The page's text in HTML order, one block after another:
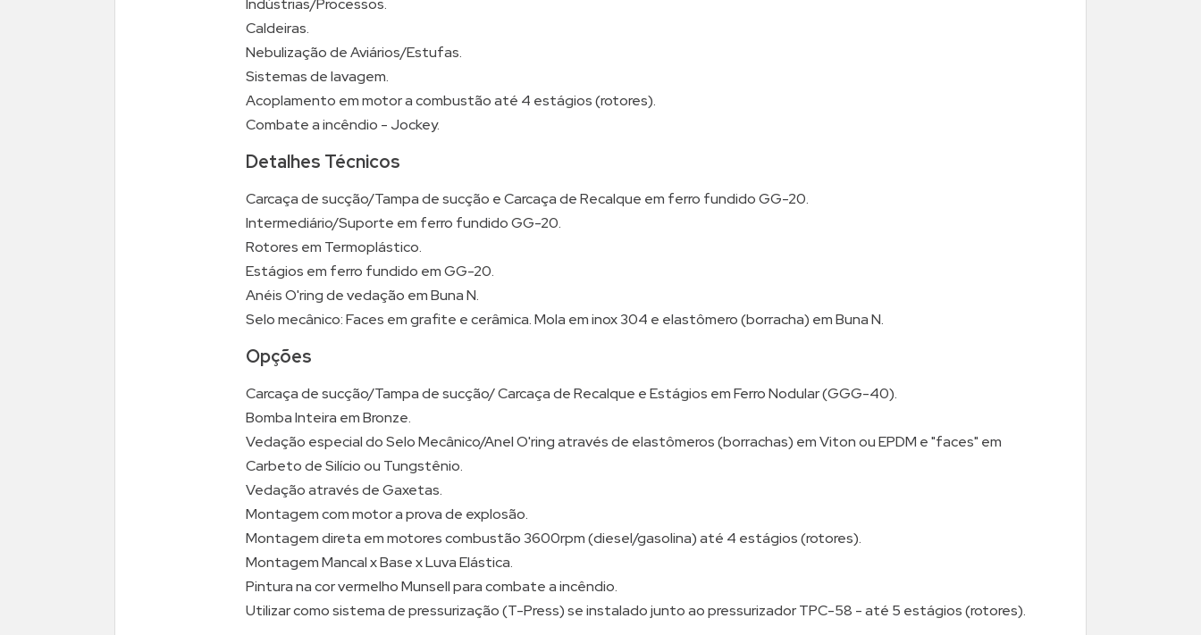
Indústrias/Processos.
Caldeiras.
Nebulização de Aviários/Estufas.
Sistemas de lavagem.
Acoplamento em motor a combustão até 4 estágios (rotores).
Combate a incêndio - Jockey.
Detalhes Técnicos
Carcaça de sucção/Tampa de sucção e Carcaça de Recalque em ferro fundido GG-20.
Intermediário/Suporte em ferro fundido GG-20.
Rotores em Termoplástico.
Estágios em ferro fundido em GG-20.
Anéis O'ring de vedação em Buna N.
Selo mecânico: Faces em grafite e cerâmica. Mola em inox 304 e elastômero (borracha) em Buna N.
Opções
Carcaça de sucção/Tampa de sucção/ Carcaça de Recalque e Estágios em Ferro Nodular (GGG-40).
Bomba Inteira em Bronze.
Vedação especial do Selo Mecânico/Anel O'ring através de elastômeros (borrachas) em Viton ou EPDM e "faces" em
Carbeto de Silício ou Tungstênio.
Vedação através de Gaxetas.
Montagem com motor a prova de explosão.
Montagem direta em motores combustão 3600rpm (diesel/gasolina) até 4 estágios (rotores).
Montagem Mancal x Base x Luva Elástica.
Pintura na cor vermelho Munsell para combate a incêndio.
Utilizar como sistema de pressurização (T-Press) se instalado junto ao pressurizador TPC-58 - até 5 estágios (rotores).